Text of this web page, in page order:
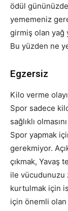
ödül
yememeniz
girmiş olan yağ
Bu yüzden ne
Egzersiz
Kilo verme
Spor sadece
sağlıklı
Spor yapmak
gerekmiyor.
çıkmak, Yavaş
ile vücudunuzu
kurtulmak için
için önemli